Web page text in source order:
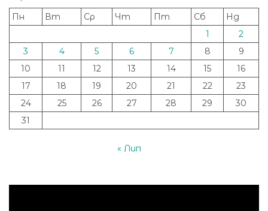
Пн
Вт Ср Чт Пт Сб
Нд
1
2
3
4 5 6 7 8
9
10
11 12 13 14 15
16
17
18 19 20 21 22
23
24
25 26 27 28 29
30
31
« Лип